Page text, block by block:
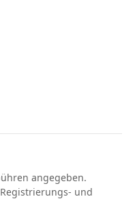
angegeben.
und